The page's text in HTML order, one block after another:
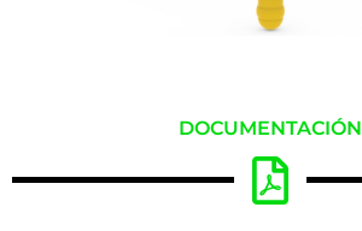
DOCUMENTACIÓN